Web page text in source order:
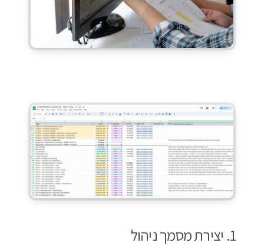
1. יצירת מסמך ניהול